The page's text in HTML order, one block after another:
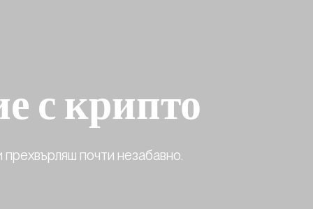
с крипто
почти незабавно.